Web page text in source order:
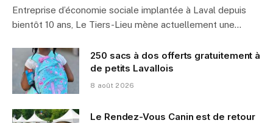
Entreprise d’économie sociale implantée à Laval depuis
bientôt 10 ans, Le Tiers-Lieu mène actuellement une…
250 sacs à dos offerts gratuitement à
de petits Lavallois
8 août 2026
Le Rendez-Vous Canin est de retour